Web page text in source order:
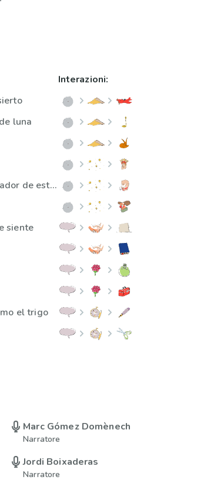
luna
El hombre de negocios, contador de estrellas
siente
el trigo
Interazioni:
Marc Gómez Domènech
Narratore
Jordi Boixaderas
Narratore